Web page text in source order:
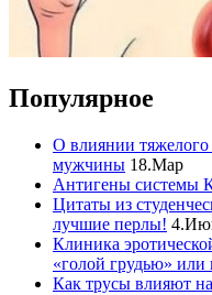
Популярное
О влиянии тяжелого
мужчины 18.Мар
Антигены системы
Цитаты из
лучшие перлы!
Клиника
«голой грудью» или
Как трусы влияют